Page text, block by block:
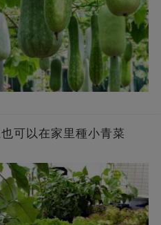
可以在家里種小青菜